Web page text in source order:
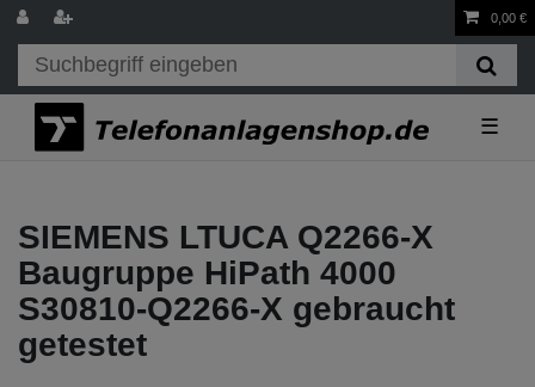
0,00 €
☰
SIEMENS LTUCA Q2266-X
Baugruppe HiPath 4000
S30810-Q2266-X gebraucht
getestet